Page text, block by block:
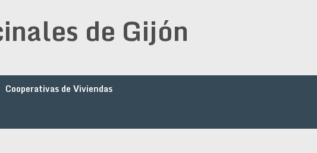
de Gijón
Cooperativas de Viviendas